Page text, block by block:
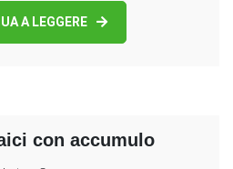
A LEGGERE
con accumulo